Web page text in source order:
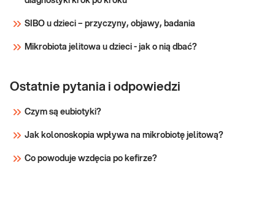
SIBO u dzieci – przyczyny, objawy, badania
Mikrobiota jelitowa u dzieci - jak o nią dbać?
Ostatnie pytania i odpowiedzi
Czym są eubiotyki?
Jak kolonoskopia wpływa na mikrobiotę jelitową?
Co powoduje wzdęcia po kefirze?